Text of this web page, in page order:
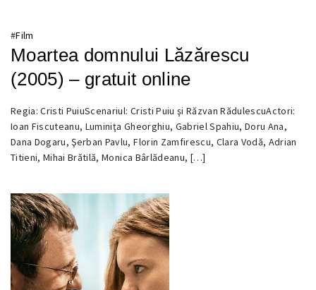
#Film
Moartea domnului Lăzărescu
(2005) – gratuit online
30
DECEMBRIE
2016
Regia: Cristi PuiuScenariul: Cristi Puiu şi Răzvan RădulescuActori:
Ioan Fiscuteanu, Luminiţa Gheorghiu, Gabriel Spahiu, Doru Ana,
Dana Dogaru, Şerban Pavlu, Florin Zamfirescu, Clara Vodă, Adrian
Titieni, Mihai Brătilă, Monica Bârlădeanu, […]